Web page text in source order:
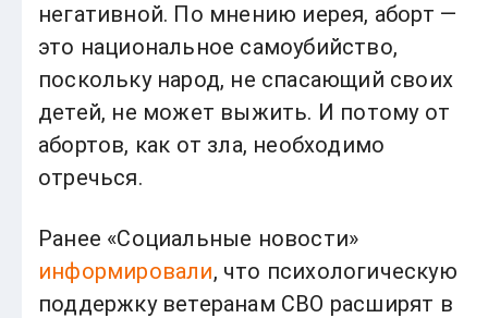
негативной. По мнению иерея, аборт —
это национальное самоубийство,
поскольку народ, не спасающий своих
детей, не может выжить. И потому от
абортов, как от зла, необходимо
отречься.
Ранее «Социальные новости»
информировали, что психологическую
поддержку ветеранам СВО расширят в